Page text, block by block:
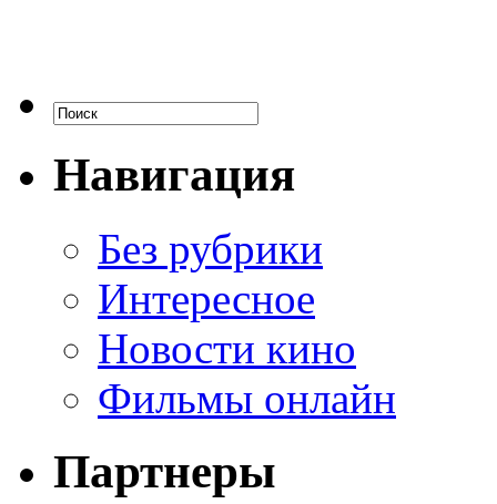
Навигация
Без рубрики
Интересное
Новости кино
Фильмы онлайн
Партнеры